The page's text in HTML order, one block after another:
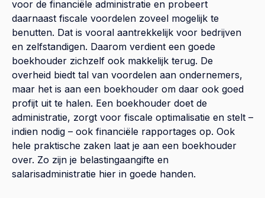
voor de financiële administratie en probeert
daarnaast fiscale voordelen zoveel mogelijk te
benutten. Dat is vooral aantrekkelijk voor bedrijven
en zelfstandigen. Daarom verdient een goede
boekhouder zichzelf ook makkelijk terug. De
overheid biedt tal van voordelen aan ondernemers,
maar het is aan een boekhouder om daar ook goed
profijt uit te halen. Een boekhouder doet de
administratie, zorgt voor fiscale optimalisatie en stelt –
indien nodig – ook financiële rapportages op. Ook
hele praktische zaken laat je aan een boekhouder
over. Zo zijn je belastingaangifte en
salarisadministratie hier in goede handen.